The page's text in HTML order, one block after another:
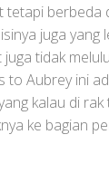
tetapi berbeda
juga yang
juga tidak
to Aubrey ini
kalau di
ke bagian